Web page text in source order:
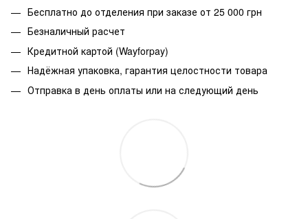
Бесплатно до отделения при заказе от 25 000 грн
Безналичный расчет
Кредитной картой (Wayforpay)
Надёжная упаковка, гарантия целостности товара
Отправка в день оплаты или на следующий день